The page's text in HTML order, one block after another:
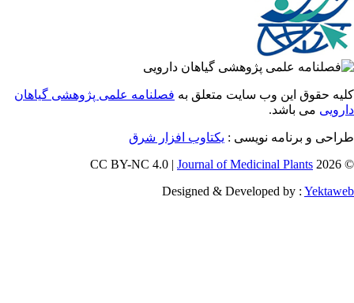
حقوق این وب سایت متعلق بهفصلنامه علمی پژوهشی گیاهان
می باشد.
و برنامه نویسی :یکتاوب افزار شرق
Journal of Medicinal Plants
Designed & Developed by :